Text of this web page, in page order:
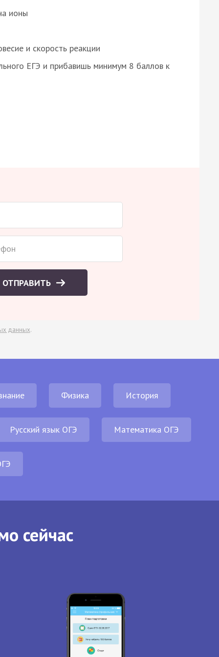
ионы
и скорость реакции
ЕГЭ и прибавишь минимум 8 баллов к
ОТПРАВИТЬ
данных.
Физика История
Русский язык ОГЭ Математика ОГЭ
сейчас